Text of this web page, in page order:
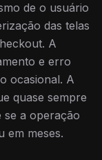
de o usuário
das telas
A
e erro
ocasional. A
quase sempre
a operação
em meses.